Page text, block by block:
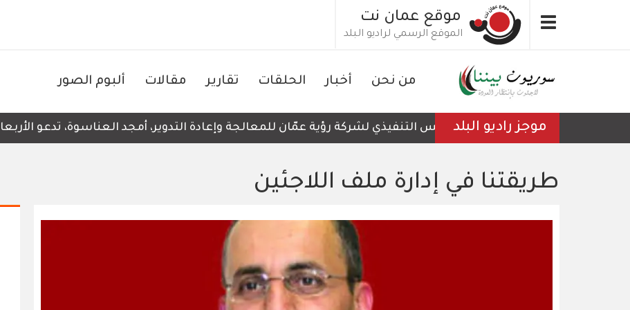
Toggle
navigation
موقع عمان نت
الموقع الرسمي لراديو البلد
من نحن أخبار الحلقات تقارير مقالات ألبوم الصور
موجز راديو البلدالرئيس التنفيذي لشركة رؤية عمّان للمعالجة وإعادة التدوير، أمجد العناسوة، تدعو
طريقتنا في إدارة ملف اللاجئين